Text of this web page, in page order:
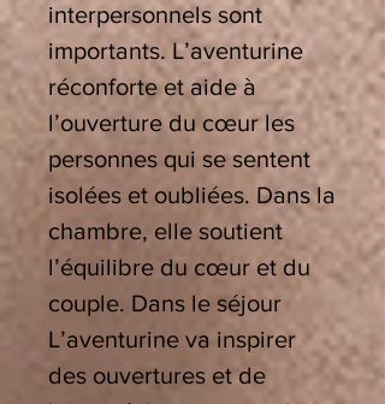
interpersonnels sont
importants. L’aventurine
réconforte et aide à
l’ouverture du cœur les
personnes qui se sentent
isolées et oubliées. Dans la
chambre, elle soutient
l’équilibre du cœur et du
couple. Dans le séjour
L’aventurine va inspirer
des ouvertures et de